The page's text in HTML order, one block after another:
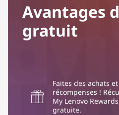
Avantages
gratuit
Faites des achats
récompenses !
My Lenovo
gratuite.